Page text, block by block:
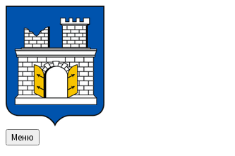
змісту
ліву
бічну
панель
праву
бічну
панель
нижнього
колонтитула
Меню